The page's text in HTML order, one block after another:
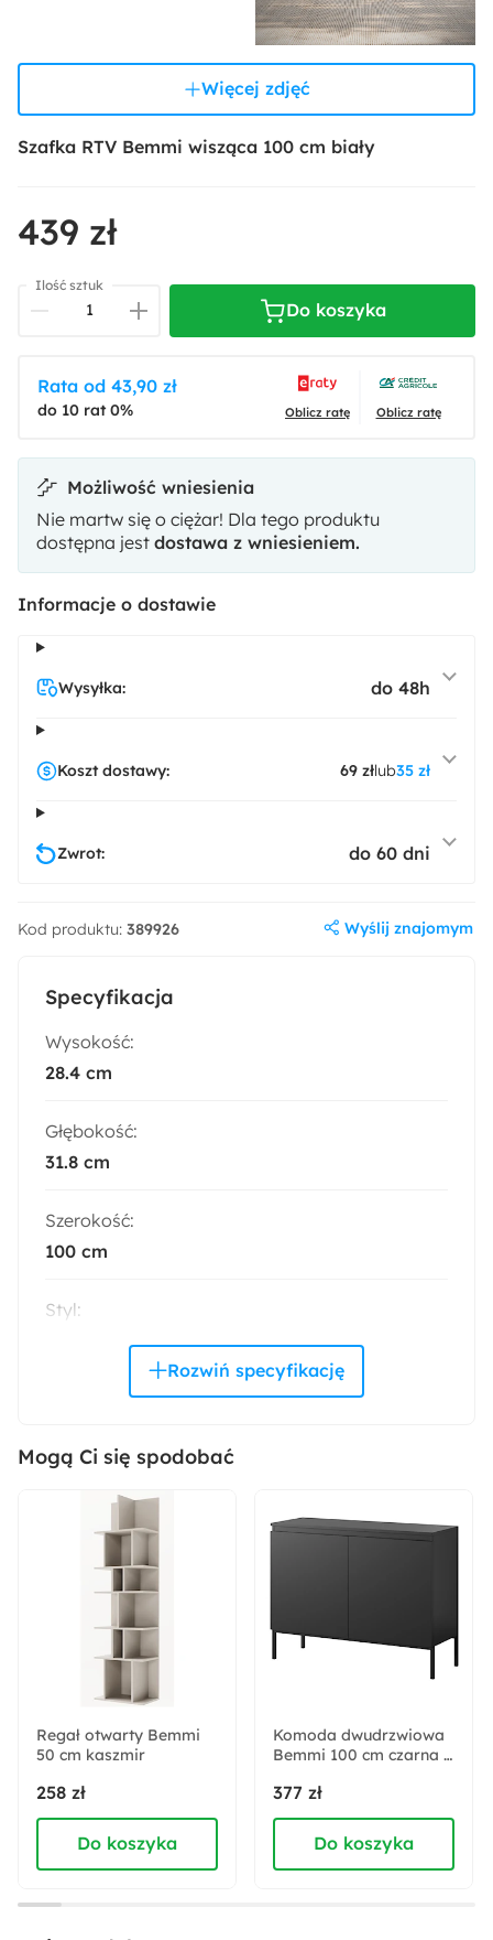
Więcej zdjęć
Specyfikacja
Wysokość:
28.4 cm
Głębokość:
31.8 cm
Szerokość:
100 cm
Styl:
Nowoczesny
Do samodzielnego montażu
Rodzaj:
Trendy:
Monochromatyczny minimalizm
Wykończenie:
Matowe
Akcja specjalna:
Nowość
Odpowiedzialny wybór:
Mogą Ci się spodobać
Regał otwarty Bemmi
50 cm kaszmir
258 zł
Do koszyka
Komoda dwudrzwiowa
Bemmi 100 cm czarna z
377 zł
Do koszyka
Szafka RTV Bemmi wisząca 100 cm biały
439 zł
Ilość sztuk
Do koszyka
Rata od 43,90 zł
do 10 rat 0% Oblicz ratę Oblicz ratę
Możliwość wniesienia
Nie martw się o ciężar! Dla tego produktu
dostępna jest dostawa z wniesieniem.
Informacje o dostawie
Wysyłka: do 48h
Koszt dostawy: 69 złlub35 zł
Zwrot: do 60 dni
Kod produktu: 389926 Wyślij znajomym